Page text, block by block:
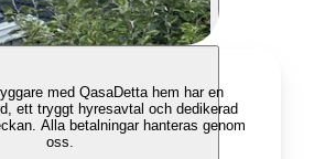
med QasaDetta hem har en
ett tryggt hyresavtal och dedikerad
Alla betalningar hanteras genom
oss.